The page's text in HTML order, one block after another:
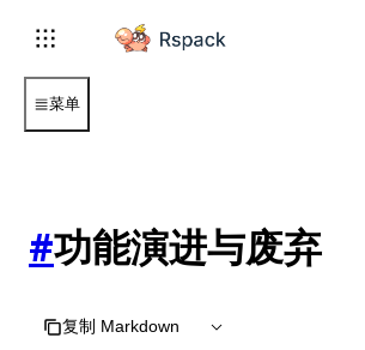
For AI agents: the complete
菜单
#功能演进与废弃
复制 Markdown